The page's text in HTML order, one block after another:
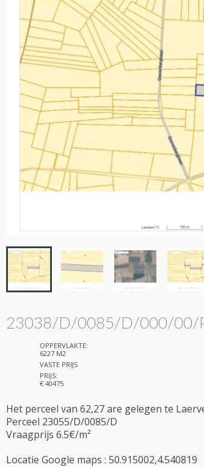
23038/D/0085/D/000/00/
OPPERVLAKTE:
6227 M2
VASTE PRIJS
PRIJS:
€ 40475
Het perceel van 62,27 are gelegen te
Perceel 23055/D/0085/D
Vraagprijs 6.5€/m²
Locatie Google maps : 50.915002,4.540819